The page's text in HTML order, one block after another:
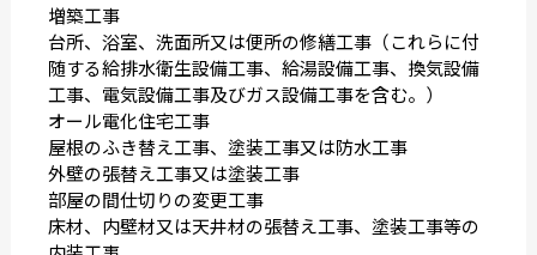
増築工事
台所、浴室、洗面所又は便所の修繕工事（これらに付
随する給排水衛生設備工事、給湯設備工事、換気設備
工事、電気設備工事及びガス設備工事を含む。）
オール電化住宅工事
屋根のふき替え工事、塗装工事又は防水工事
外壁の張替え工事又は塗装工事
部屋の間仕切りの変更工事
床材、内壁材又は天井材の張替え工事、塗装工事等の